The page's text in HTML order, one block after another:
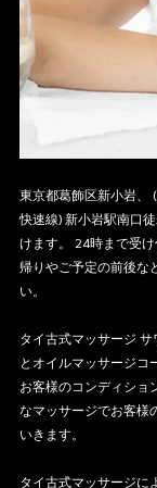
東京都葛飾区新小岩、
快速線) 新小岩駅南口
けます。 24時まで受
帰りやご予定の前後な
い。
タイ古式マッサージ
とオイルマッサージコ
お客様のコンディショ
なマッサージでお客様
いきます。
タイ古式マッサージに